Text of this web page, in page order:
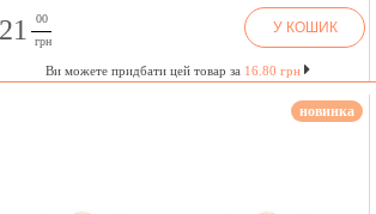
21
00
грн
У КОШИК
Ви можете придбати цей товар за 16.80 грн
новинка